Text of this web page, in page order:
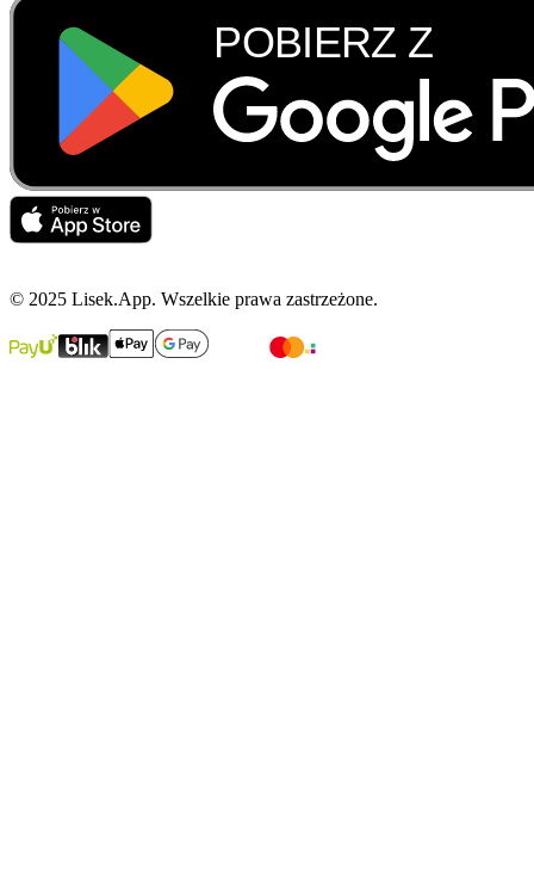
© 2025 Lisek.App. Wszelkie prawa zastrzeżone.